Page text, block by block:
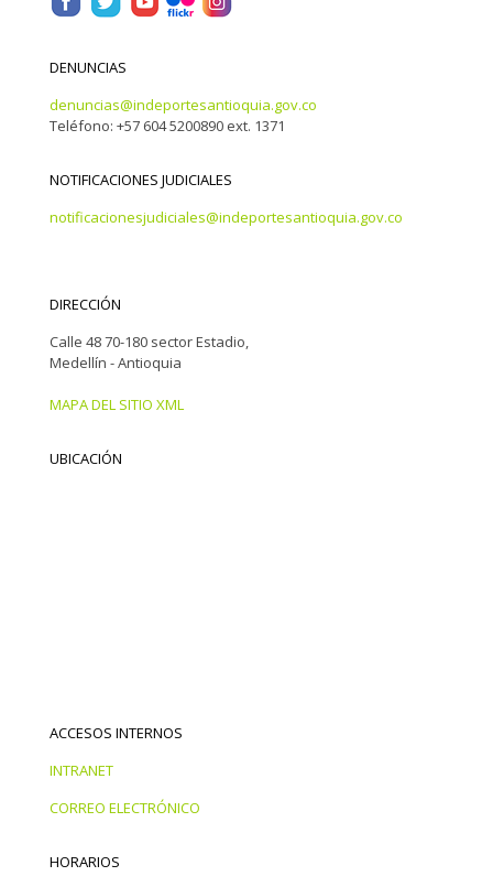
DENUNCIAS
denuncias@indeportesantioquia.gov.co
Teléfono: +57 604 5200890 ext. 1371
NOTIFICACIONES JUDICIALES
notificacionesjudiciales@indeportesantioquia.gov.co
DIRECCIÓN
Calle 48 70-180 sector Estadio,
Medellín - Antioquia
MAPA DEL SITIO XML
UBICACIÓN
ACCESOS INTERNOS
INTRANET
CORREO ELECTRÓNICO
HORARIOS